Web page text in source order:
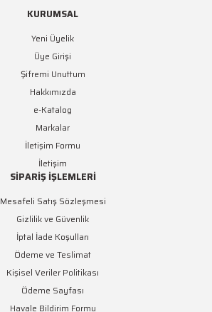
KURUMSAL
Yeni Üyelik
Üye Girişi
Şifremi Unuttum
Hakkımızda
e-Katalog
Markalar
İletişim Formu
İletişim
SİPARİŞ İŞLEMLERİ
Mesafeli Satış Sözleşmesi
Gizlilik ve Güvenlik
İptal İade Koşulları
Ödeme ve Teslimat
Kişisel Veriler Politikası
Ödeme Sayfası
Havale Bildirim Formu